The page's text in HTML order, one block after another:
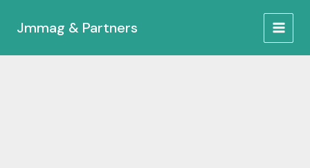
Jmmag & Partners
MAIN